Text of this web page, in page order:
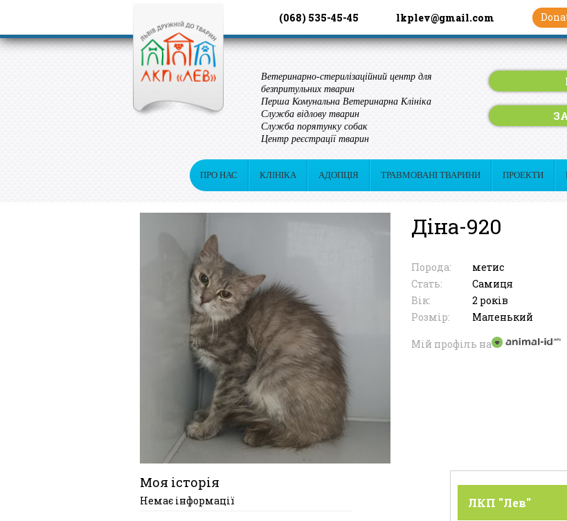
(068) 535-45-45 lkplev@gmail.com
Ветеринарно-стерилізаційний центр для
безпритульних тварин
Перша Комунальна Ветеринарна Клініка
Служба відлову тварин
Служба порятунку собак
Центр реєстрації тварин
ПРО НАС КЛІНІКА АДОПЦІЯ ТРАВМОВАНІ ТВАРИНИ ПРОЕКТИ
Діна-920
Порода:
Стать:
Вік:
Розмір:
метис
Самиця
2 років
Маленький
Мій профіль на
Моя історія
Немає інформації ЛКП "Лев"